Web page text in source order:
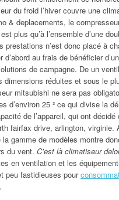
du froid l’hiver couvre une
& deplacements, le
plus qu’à l’ensemble d’une
prestations n’est donc placé à
au frais de bénéficier
de campagne. De un
dimensions réduites et sous le
mitsubishi ne sera pas
d’environ 25 ² ce qui divise la
de l’appareil, qui ont
fairfax drive, arlington,
gamme de modèles montre
du vent. C’est là climatiseur
en ventilation et les
peu fastidieuses pour